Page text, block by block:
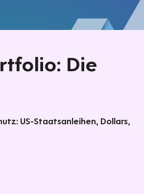
Die
US-Staatsanleihen, Dollars,